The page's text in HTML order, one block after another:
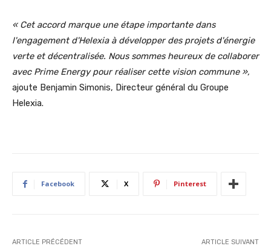
« Cet accord marque une étape importante dans
l'engagement d'Helexia à développer des projets d'énergie
verte et décentralisée. Nous sommes heureux de collaborer
avec Prime Energy pour réaliser cette vision commune »,
ajoute Benjamin Simonis, Directeur général du Groupe
Helexia.
Facebook X Pinterest
ARTICLE PRÉCÉDENT ARTICLE SUIVANT